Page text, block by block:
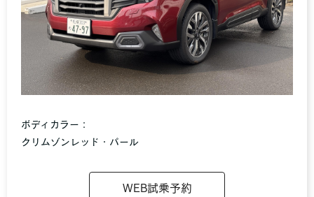
ボディカラー：
クリムゾンレッド・パール
WEB試乗予約